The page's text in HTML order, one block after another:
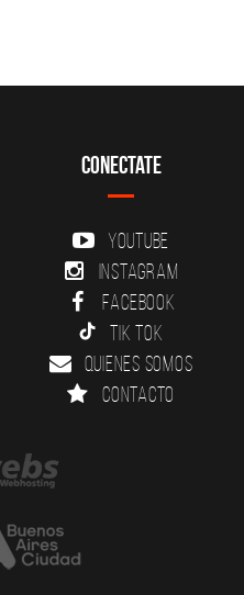
Conectate
YouTube
Instagram
Facebook
Tik Tok
Quienes somos
Contacto